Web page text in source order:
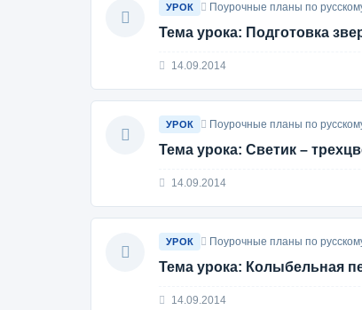
УРОК Поурочные планы по
Тема урока: Подготовка
14.09.2014
УРОК Поурочные планы по
Тема урока: Светик –
14.09.2014
УРОК Поурочные планы по
Тема урока: Колыбельная
14.09.2014